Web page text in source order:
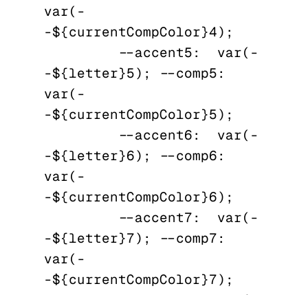
var(-
-${currentCompColor}4);
          --accent5:  var(-
-${letter}5);  --comp5:
var(-
-${currentCompColor}5);
          --accent6:  var(-
-${letter}6);  --comp6:
var(-
-${currentCompColor}6);
          --accent7:  var(-
-${letter}7);  --comp7:
var(-
-${currentCompColor}7);